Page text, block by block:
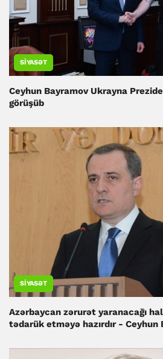
SIYASƏT
Ceyhun Bayramov Ukrayna
görüşüb
SIYASƏT
Azərbaycan zərurət yaranacağı
tədarük etməyə hazırdır - Ceyhun